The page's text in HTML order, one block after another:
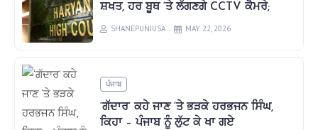
ਸ਼ਖਤ, ਹਰ ਬੂਥ ‘ਤੇ ਲੱਗਣਗੇ CCTV ਕੈਮਰੇ;
SHANEPUNJUSA MAY 22, 2026
ਪੰਜਾਬ
‘ਗੱਦਾਰ’ ਕਹੇ ਜਾਣ ‘ਤੇ ਭੜਕੇ ਹਰਭਜਨ ਸਿੰਘ,
ਕਿਹਾ – ਪੰਜਾਬ ਨੂੰ ਲੁੱਟ ਕੇ ਖਾ ਗਏ